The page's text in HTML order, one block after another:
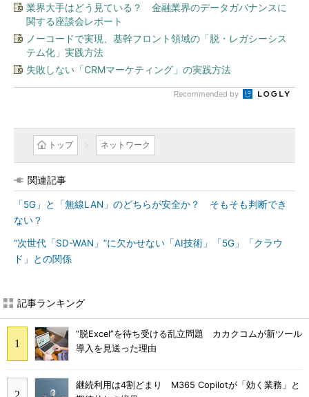
業界大手はどう見ている？ 金融業界のデータガバナンスに
関する座談会レポート
ノーコードで実現、基幹フロント領域の「脱・レガシーシス
テム化」実践方法
失敗しない「CRMマーケティング」の実践方法
Recommended by
トップ ネットワーク
関連記事
「5G」と「無線LAN」のどちらが安全か？ そもそも判断でき
ない？
“次世代「SD-WAN」”に欠かせない「AI技術」「5G」「クラウ
ド」との関係
記事ランキング
“脱Excel”を待ち受ける乱立問題 カカクコムが新ツール
導入を見送った理由
継続利用は4割どまり M365 Copilotが「効く業務」と